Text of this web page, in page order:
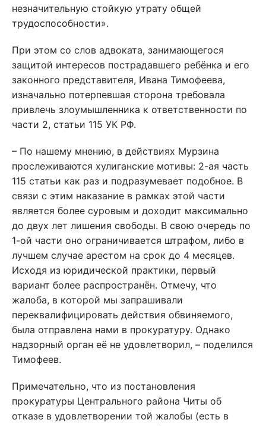
незначительную стойкую утрату общей
трудоспособности».
При этом со слов адвоката, занимающегося
защитой интересов пострадавшего ребёнка и его
законного представителя, Ивана Тимофеева,
изначально потерпевшая сторона требовала
привлечь злоумышленника к ответственности по
части 2, статьи 115 УК РФ.
– По нашему мнению, в действиях Мурзина
прослеживаются хулиганские мотивы: 2-ая часть
115 статьи как раз и подразумевает подобное. В
связи с этим наказание в рамках этой части
является более суровым и доходит максимально
до двух лет лишения свободы. В свою очередь по
1-ой части оно ограничивается штрафом, либо в
лучшем случае арестом на срок до 4 месяцев.
Исходя из юридической практики, первый
вариант более распространён. Отмечу, что
жалоба, в которой мы запрашивали
переквалифицировать действия обвиняемого,
была отправлена нами в прокуратуру. Однако
надзорный орган её не удовлетворил, – поделился
Тимофеев.
Примечательно, что из постановления
прокуратуры Центрального района Читы об
отказе в удовлетворении той жалобы (есть в